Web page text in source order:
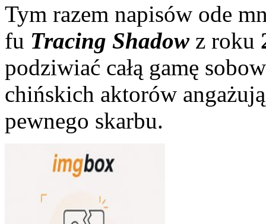
Tym razem napisów ode
fu Tracing Shadowz roku
podziwiać całą gamę
chińskich aktorów
pewnego skarbu.